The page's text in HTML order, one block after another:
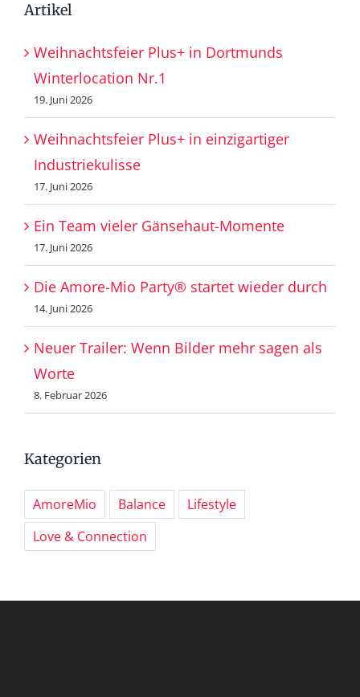
Artikel
Weihnachtsfeier Plus+ in Dortmunds
Winterlocation Nr.1
19. Juni 2026
Weihnachtsfeier Plus+ in einzigartiger
Industriekulisse
17. Juni 2026
Ein Team vieler Gänsehaut-Momente
17. Juni 2026
Die Amore-Mio Party® startet wieder durch
14. Juni 2026
Neuer Trailer: Wenn Bilder mehr sagen als
Worte
8. Februar 2026
Kategorien
AmoreMio Balance
Lifestyle
Love & Connection